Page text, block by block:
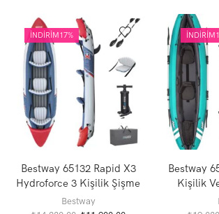
İNDIRIM17%
Bestway 65132 Rapid X3
Hydroforce 3 Kişilik Şişme
Kano 381X100CM
Bestway
İNDIRIM
Bestway
Kişilik